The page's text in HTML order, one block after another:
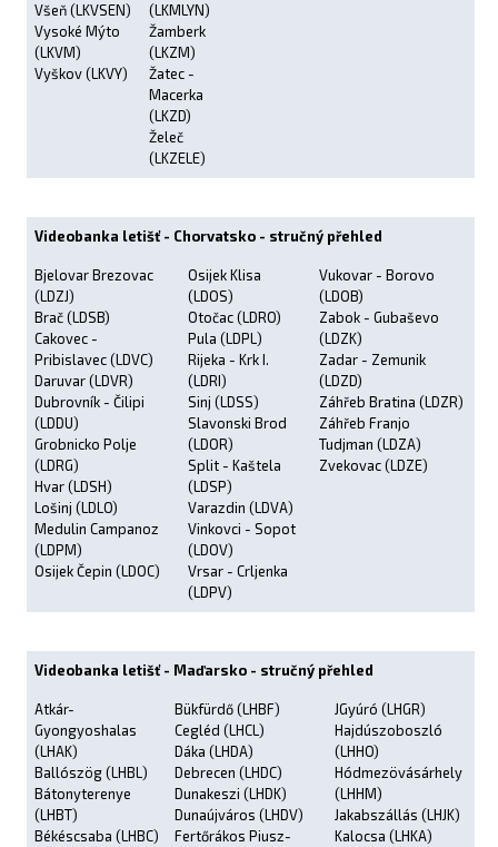
Všeň (LKVSEN)
Vysoké Mýto
(LKVM)
Vyškov (LKVY)
(LKMLYN)
Žamberk
(LKZM)
Žatec -
Macerka
(LKZD)
Želeč
(LKZELE)
Videobanka letišť - Chorvatsko - stručný přehled
Bjelovar Brezovac
(LDZJ)
Brač (LDSB)
Cakovec -
Pribislavec (LDVC)
Daruvar (LDVR)
Dubrovník - Čilipi
(LDDU)
Grobnicko Polje
(LDRG)
Hvar (LDSH)
Lošinj (LDLO)
Medulin Campanoz
(LDPM)
Osijek Čepin (LDOC)
Osijek Klisa
(LDOS)
Otočac (LDRO)
Pula (LDPL)
Rijeka - Krk I.
(LDRI)
Sinj (LDSS)
Slavonski Brod
(LDOR)
Split - Kaštela
(LDSP)
Varazdin (LDVA)
Vinkovci - Sopot
(LDOV)
Vrsar - Crljenka
(LDPV)
Vukovar - Borovo
(LDOB)
Zabok - Gubaševo
(LDZK)
Zadar - Zemunik
(LDZD)
Záhřeb Bratina (LDZR)
Záhřeb Franjo
Tudjman (LDZA)
Zvekovac (LDZE)
Videobanka letišť - Maďarsko - stručný přehled
Atkár-
Gyongyoshalas
(LHAK)
Ballószög (LHBL)
Bátonyterenye
(LHBT)
Békéscsaba (LHBC)
Bükfürdő (LHBF)
Cegléd (LHCL)
Dáka (LHDA)
Debrecen (LHDC)
Dunakeszi (LHDK)
Dunaújváros (LHDV)
Fertőrákos Piusz-
JGyúró (LHGR)
Hajdúszoboszló
(LHHO)
Hódmezövásárhely
(LHHM)
Jakabszállás (LHJK)
Kalocsa (LHKA)